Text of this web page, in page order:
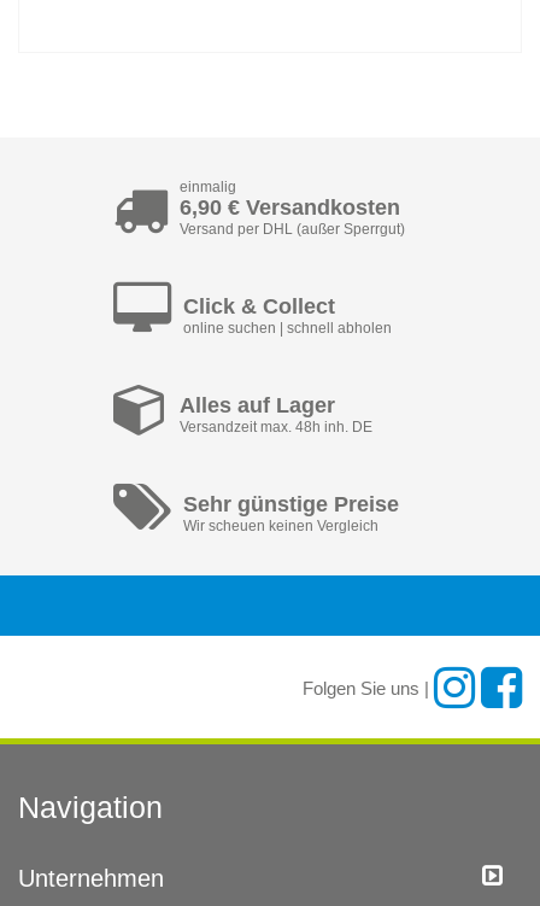
einmalig
6,90 € Versandkosten
Versand per DHL (außer Sperrgut)
Click & Collect
online suchen | schnell abholen
Alles auf Lager
Versandzeit max. 48h inh. DE
Sehr günstige Preise
Wir scheuen keinen Vergleich
Folgen Sie uns |
Navigation
Unternehmen